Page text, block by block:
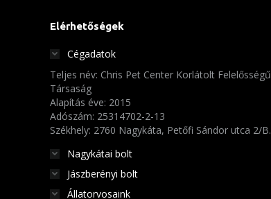
Elérhetőségek
Cégadatok
Teljes név: Chris Pet Center Korlátolt Felelősségű
Társaság
Alapítás éve: 2015
Adószám: 25314702-2-13
Székhely: 2760 Nagykáta, Petőfi Sándor utca 2/B.
Nagykátai bolt
Jászberényi bolt
Állatorvosaink